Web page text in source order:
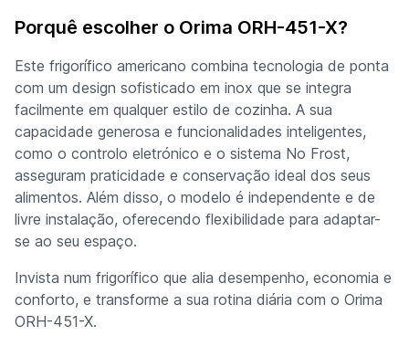
Porquê escolher o Orima ORH-451-X?
Este frigorífico americano combina tecnologia de ponta
com um design sofisticado em inox que se integra
facilmente em qualquer estilo de cozinha. A sua
capacidade generosa e funcionalidades inteligentes,
como o controlo eletrónico e o sistema No Frost,
asseguram praticidade e conservação ideal dos seus
alimentos. Além disso, o modelo é independente e de
livre instalação, oferecendo flexibilidade para adaptar-
se ao seu espaço.
Invista num frigorífico que alia desempenho, economia e
conforto, e transforme a sua rotina diária com o Orima
ORH-451-X.